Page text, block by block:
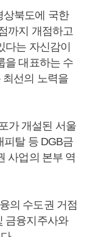
상북도에 국한
까지 개점하고
다는 자신감이
을 대표하는 수
최선의 노력을
가 개설된 서울
피탈 등 DGB금
사업의 본부 역
의 수도권 거점
금융지주사와